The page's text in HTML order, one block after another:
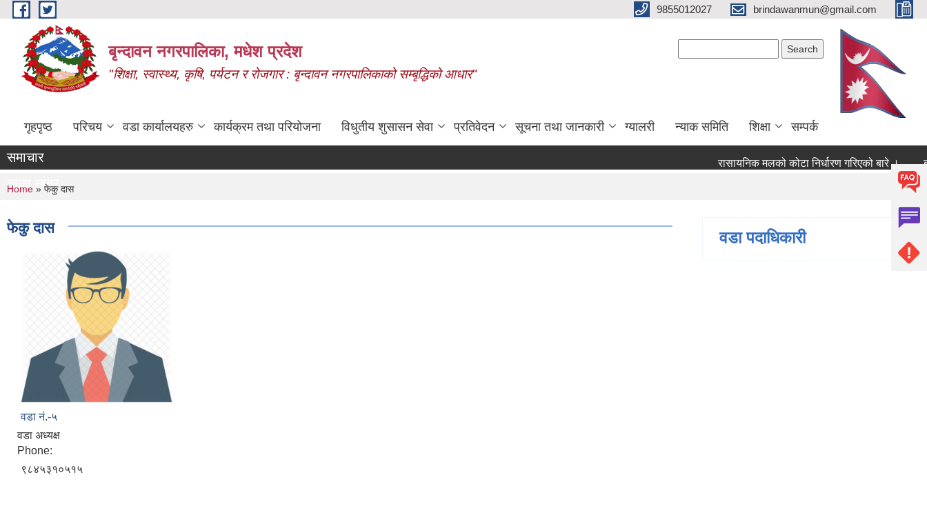
Skip to main content 9855012027 brindawanmun@gmail.com
बृन्दावन नगरपालिका, मधेश प्रदेश
"शिक्षा, स्वास्थ्य, कृषि, पर्यटन र रोजगार : बृन्दावन नगरपालिकाको सम्बृद्धिको आधार"
गृहपृष्ठ परिचय वडा कार्यालयहरु कार्यक्रम तथा परियोजना विधुतीय शुसासन सेवा प्रतिवेदन सूचना तथा जानकारी ग्यालरी न्याक समिति शिक्षा सम्पर्क
समाचार रासायनिक मलको कोटा निर्धारण गरिएको बारे ।
ताजा खबर
You are here
Home » फेकु दास
फेकु दास
वडा नं.-५
वडा अध्यक्ष
Phone:
९८४५३१०५१५
वडा पदाधिकारी